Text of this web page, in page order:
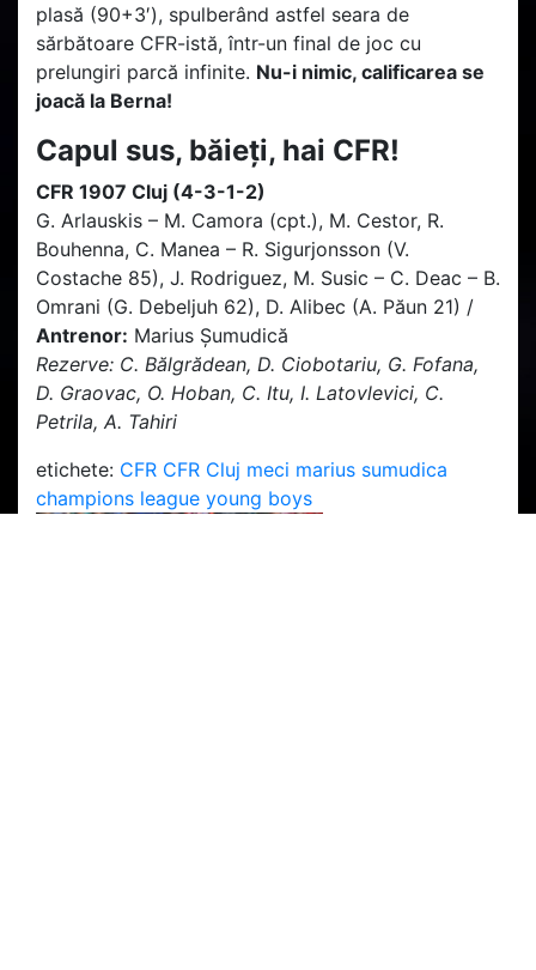
plasă (90+3′), spulberând astfel seara de
sărbătoare CFR-istă, într-un final de joc cu
prelungiri parcă infinite. Nu-i nimic, calificarea se
joacă la Berna!
Capul sus, băieți, hai CFR!
CFR 1907 Cluj (4-3-1-2)
G. Arlauskis – M. Camora (cpt.), M. Cestor, R.
Bouhenna, C. Manea – R. Sigurjonsson (V.
Costache 85), J. Rodriguez, M. Susic – C. Deac – B.
Omrani (G. Debeljuh 62), D. Alibec (A. Păun 21) /
Antrenor: Marius Șumudică
Rezerve: C. Bălgrădean, D. Ciobotariu, G. Fofana,
D. Graovac, O. Hoban, C. Itu, I. Latovlevici, C.
Petrila, A. Tahiri
etichete: CFR CFR Cluj meci marius sumudica
champions league young boys